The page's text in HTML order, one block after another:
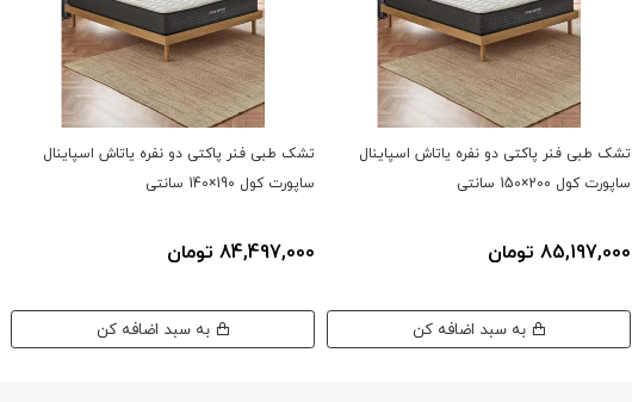
تشک طبی فنر پاکتی دو نفره یاتاش اسپاینال
ساپورت کول 200×150 سانتی
85,197,000 تومان
به سبد اضافه کن
تشک طبی فنر پاکتی دو نفره یاتاش اسپاینال
ساپورت کول 190×140 سانتی
84,497,000 تومان
به سبد اضافه کن